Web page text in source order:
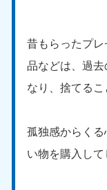
昔もらったプ
品などは、過
なり、捨てるこ
孤独感からく
い物を購入して